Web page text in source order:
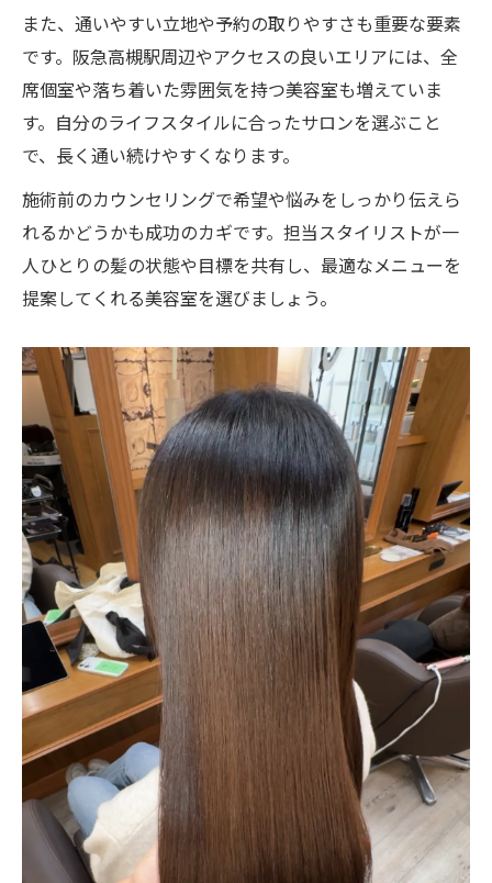
また、通いやすい立地や予約の取りやすさも重要な要素
です。阪急高槻駅周辺やアクセスの良いエリアには、全
席個室や落ち着いた雰囲気を持つ美容室も増えていま
す。自分のライフスタイルに合ったサロンを選ぶこと
で、長く通い続けやすくなります。
施術前のカウンセリングで希望や悩みをしっかり伝えら
れるかどうかも成功のカギです。担当スタイリストが一
人ひとりの髪の状態や目標を共有し、最適なメニューを
提案してくれる美容室を選びましょう。